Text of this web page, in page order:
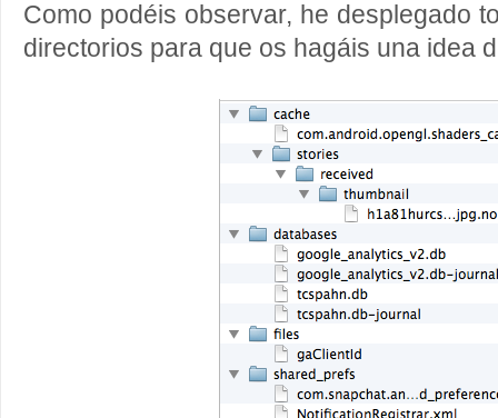
Como podéis observar, he desplegado
directorios para que os hagáis una idea